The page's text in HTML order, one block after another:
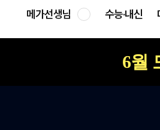
메가선생님 수능·내신
6월